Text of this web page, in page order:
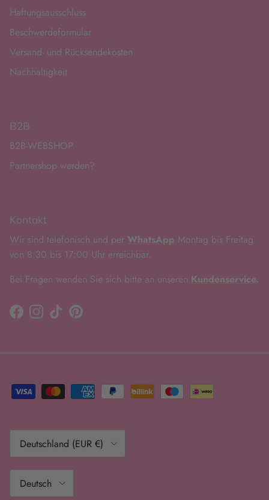
Haftungsausschluss
Beschwerdeformular
Versand- und Rücksendekosten
Nachhaltigkeit
B2B
B2B-WEBSHOP
Partnershop werden?
Kontakt
Wir sind telefonisch und per WhatsApp Montag bis Freitag
von 8:30 bis 17:00 Uhr erreichbar.
Bei Fragen wenden Sie sich bitte an unseren Kundenservice.
FacebookInstagram
TikTokPinterest
Deutschland (EUR €)
Deutsch